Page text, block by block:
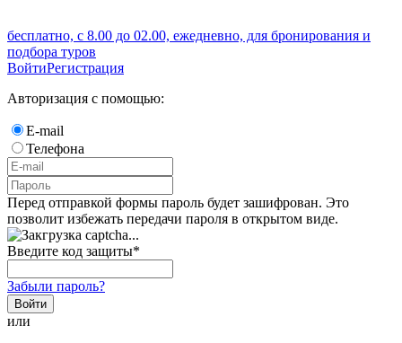
бесплатно, с 8.00 до 02.00, ежедневно, для бронирования и
подбора туров
ВойтиРегистрация
Авторизация с помощью:
E-mail
Телефона
Перед отправкой формы пароль будет зашифрован. Это
позволит избежать передачи пароля в открытом виде.
Введите код защиты*
Забыли пароль?
Войти
или